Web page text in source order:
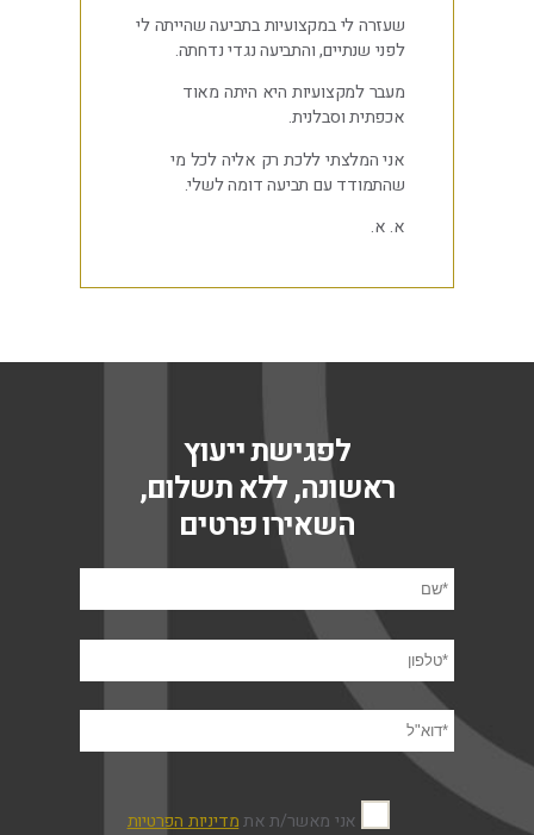
שעזרה לי במקצועיות בתביעה שהייתה לי
לפני שנתיים, והתביעה נגדי נדחתה.
מעבר למקצועיות היא היתה מאוד
אכפתית וסבלנית.
אני המלצתי ללכת רק אליה לכל מי
שהתמודד עם תביעה דומה לשלי.
א. א.
לפגישת ייעוץ
ראשונה, ללא תשלום,
השאירו פרטים
אני מאשר/ת אתמדיניות הפרטיות